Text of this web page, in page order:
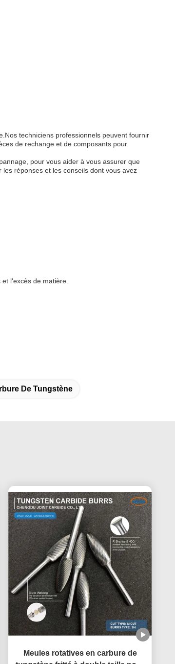
techniciens professionnels peuvent fournir
de rechange et de composants pour
pour vous aider à vous assurer que
réponses et les conseils dont vous avez
l'excès de matière.
De Tungstène
Meules rotatives en carbure de